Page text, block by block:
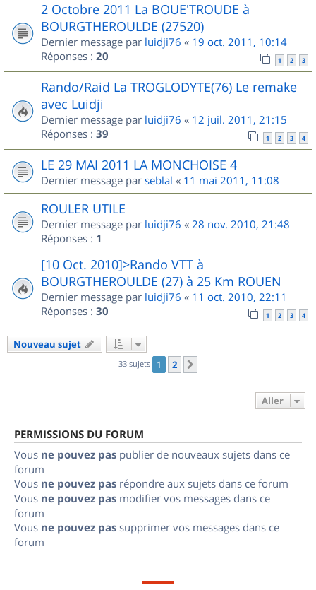
2 Octobre 2011 La BOUE'TROUDE à
BOURGTHEROULDE (27520)
Dernier message par luidji76 « 19 oct. 2011, 10:14
Réponses : 20 1 2 3
Rando/Raid La TROGLODYTE(76) Le remake
avec Luidji
Dernier message par luidji76 « 12 juil. 2011, 21:15
Réponses : 39 1 2 3 4
LE 29 MAI 2011 LA MONCHOISE 4
Dernier message par seblal « 11 mai 2011, 11:08
ROULER UTILE
Dernier message par luidji76 « 28 nov. 2010, 21:48
Réponses : 1
[10 Oct. 2010]>Rando VTT à
BOURGTHEROULDE (27) à 25 Km ROUEN
Dernier message par luidji76 « 11 oct. 2010, 22:11
Réponses : 30 1 2 3 4
Nouveau sujet
33 sujets 1 2
Aller
PERMISSIONS DU FORUM
Vous ne pouvez pas publier de nouveaux sujets dans ce
forum
Vous ne pouvez pas répondre aux sujets dans ce forum
Vous ne pouvez pas modifier vos messages dans ce
forum
Vous ne pouvez pas supprimer vos messages dans ce
forum